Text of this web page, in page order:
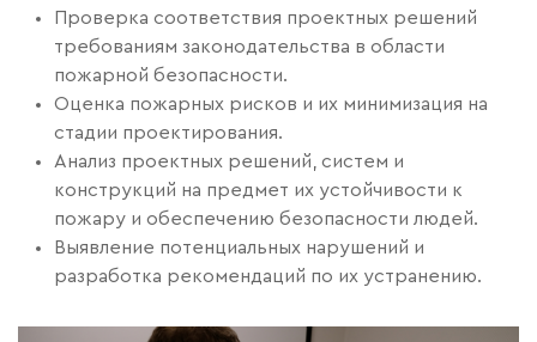
Проверка соответствия проектных решений
требованиям законодательства в области
пожарной безопасности.
Оценка пожарных рисков и их минимизация на
стадии проектирования.
Анализ проектных решений, систем и
конструкций на предмет их устойчивости к
пожару и обеспечению безопасности людей.
Выявление потенциальных нарушений и
разработка рекомендаций по их устранению.